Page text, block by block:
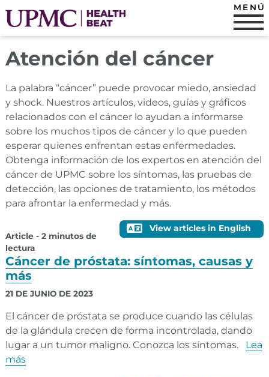
MENÚ
Atención del cáncer
La palabra “cáncer” puede provocar miedo, ansiedad
y shock. Nuestros artículos, videos, guías y gráficos
relacionados con el cáncer lo ayudan a informarse
sobre los muchos tipos de cáncer y lo que pueden
esperar quienes enfrentan estas enfermedades.
Obtenga información de los expertos en atención del
cáncer de UPMC sobre los síntomas, las pruebas de
detección, las opciones de tratamiento, los métodos
para afrontar la enfermedad y más.
View articles in English
Article - 2 minutos de
lectura
Cáncer de próstata: síntomas, causas y
más
21 DE JUNIO DE 2023
El cáncer de próstata se produce cuando las células
de la glándula crecen de forma incontrolada, dando
lugar a un tumor maligno. Conozca los síntomas.
Lea
más